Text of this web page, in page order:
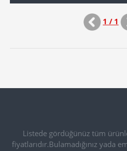
1 / 1
Listede gördüğünüz tüm
fiyatlarıdır.Bulamadığınız yada